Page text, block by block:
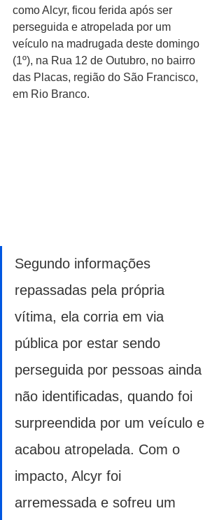
como Alcyr, ficou ferida após ser
perseguida e atropelada por um
veículo na madrugada deste domingo
(1º), na Rua 12 de Outubro, no bairro
das Placas, região do São Francisco,
em Rio Branco.
Segundo informações
repassadas pela própria
vítima, ela corria em via
pública por estar sendo
perseguida por pessoas ainda
não identificadas, quando foi
surpreendida por um veículo e
acabou atropelada. Com o
impacto, Alcyr foi
arremessada e sofreu um